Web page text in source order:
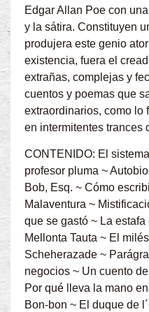
Edgar Allan Poe con
y la sátira. Constituyen
produjera este genio
existencia, fuera el
extrañas, complejas y
cuentos y poemas que
extraordinarios, como lo
en intermitentes trances
CONTENIDO: El
profesor pluma ~
Bob, Esq. ~ Cómo
Malaventura ~
que se gastó ~ La
Mellonta Tauta ~ El
Scheherazade ~
negocios ~ Un cuento
Por qué lleva la mano
Bon-bon ~ El duque de